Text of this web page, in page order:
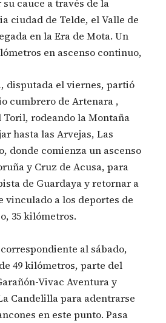
cauce a través de la
ciudad de Telde, el Valle de
en la Era de Mota. Un
en ascenso continuo,
disputada el viernes, partió
cumbrero de Artenara ,
Toril, rodeando la Montaña
hasta las Arvejas, Las
donde comienza un ascenso
y Cruz de Acusa, para
de Guardaya y retornar a
vinculado a los deportes de
35 kilómetros.
al sábado,
49 kilómetros, parte del
Vivac Aventura y
Candelilla para adentrarse
en este punto. Pasa